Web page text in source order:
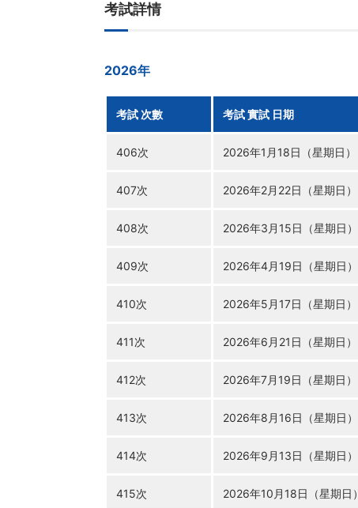
考試詳情
2026年
考試次數 考試實試 日期
406次 2026年1月18日 （星期日）
407次 2026年2月22日 （星期日）
408次 2026年3月15日 （星期日）
409次 2026年4月19日 （星期日）
410次 2026年5月17日 （星期日）
411次 2026年6月21日 （星期日）
412次 2026年7月19日 （星期日）
413次 2026年8月16日 （星期日）
414次 2026年9月13日 （星期日）
415次 2026年10月18日 （星期日）